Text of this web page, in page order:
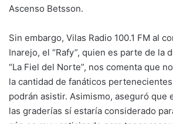
Ascenso Betsson.
Sin embargo, Vilas Radio 100.1 FM al
Inarejo, el “Rafy”, quien es parte de la
“La Fiel del Norte”, nos comenta que
la cantidad de fanáticos
podrán asistir. Asimismo, aseguró que
las graderías sí estaría considerado